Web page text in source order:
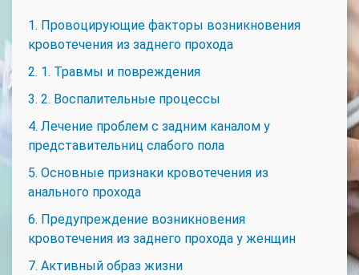
1. Провоцирующие факторы возникновения
кровотечения из заднего прохода
2. 1. Травмы и повреждения
3. 2. Воспалительные процессы
4. Лечение проблем с задним каналом у
представительниц слабого пола
5. Основные признаки кровотечения из
анального прохода
6. Предупреждение возникновения
кровотечения из заднего прохода у женщин
7. Активный образ жизни